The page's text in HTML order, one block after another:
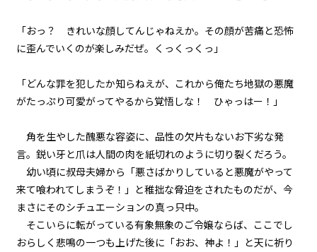
episode8
悪役令嬢、地獄でハッピーライフ
を決意する。
episode9
幕間狂言：正ヒロイン、我が世の
episode10
小休止：悪役令嬢、地獄でグルメ
紀行。《カレー編》
episode11
悪役令嬢、ムチ打ち地獄で専属メ
イドと再会する。
「おっ？ きれいな顔してんじゃねえか。その顔が苦痛と恐怖
に歪んでいくのが楽しみだぜ。くっくっくっ」
「どんな罪を犯したか知らねえが、これから俺たち地獄の悪魔
がたっぷり可愛がってやるから覚悟しな！ ひゃっはー！」
角を生やした醜悪な容姿に、品性の欠片もないお下劣な発
言。鋭い牙と爪は人間の肉を紙切れのように切り裂くだろう。
幼い頃に叔母夫婦から「悪さばかりしていると悪魔がやって
来て喰われてしまうぞ！」と稚拙な脅迫をされたものだが、今
まさにそのシチュエーションの真っ只中。
そこいらに転がっている有象無象のご令嬢ならば、ここでし
おらしく悲鳴の一つも上げた後に「おお、神よ！」と天に祈り